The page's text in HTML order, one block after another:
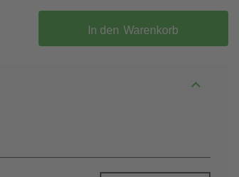
In den Warenkorb